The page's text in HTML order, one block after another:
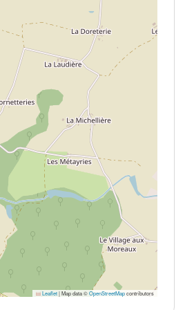
Leaflet|Map data ©OpenStreetMapcontributors